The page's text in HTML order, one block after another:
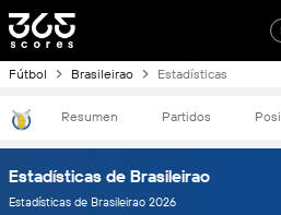
Fútbol Brasileirao Estadísticas
Resumen Partidos
Estadísticas de Brasileirao
Estadísticas de Brasileirao 2026